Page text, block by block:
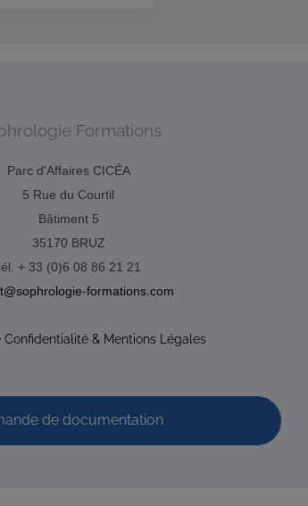
Formations
Parc d'Affaires CICÉA
5 Rue du Courtil
Bâtiment 5
35170 BRUZ
+ 33 (0)6 08 86 21 21
formations.com
Confidentialité & Mentions Légales
de documentation